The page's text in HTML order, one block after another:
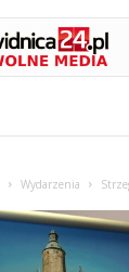
Wydarzenia